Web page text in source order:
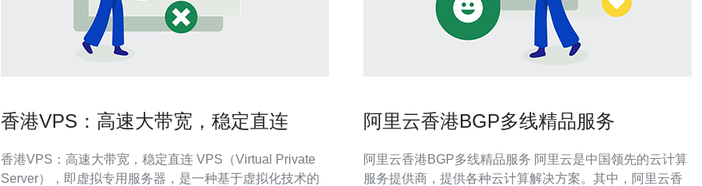
香港VPS：高速大带宽，稳定直连
香港VPS：高速大带宽，稳定直连 VPS（Virtual Private
Server），即虚拟专用服务器，是一种基于虚拟化技术的
阿里云香港BGP多线精品服务
阿里云香港BGP多线精品服务 阿里云是中国领先的云计算
服务提供商，提供各种云计算解决方案。其中，阿里云香